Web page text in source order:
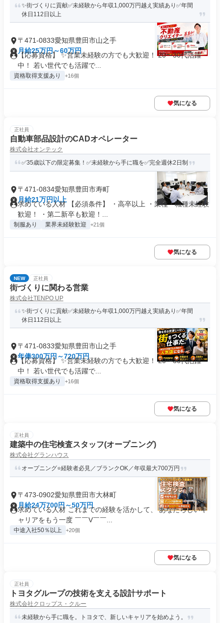
✨街づくりに貢献✅未経験から年収1,000万円越え実績あり✅年間
休日112日以上
〒471-0833愛知県豊田市山之手
月給25万円～60万円
【応募資格】 ✨営業未経験の方でも大歓迎！ 20〜30代活躍
中！ 若い世代でも活躍で...
資格取得支援あり +16個
気になる
正社員
自動車部品設計のCADオペレーター
株式会社オンテック
✅35歳以下の限定募集！✅未経験から手に職を✅完全週休2日制
〒471-0834愛知県豊田市寿町
月給21万円以上
求めている人材 【必須条件】 ・高卒以上 ・業種・職種未経験
歓迎！ ・第二新卒も歓迎！...
制服あり 業界未経験歓迎 +21個
気になる
NEW 正社員
街づくりに関わる営業
株式会社TENPO UP
✨街づくりに貢献✅未経験から年収1,000万円越え実績あり✅年間
休日112日以上
〒471-0833愛知県豊田市山之手
年俸300万円～720万円
【応募資格】 ✨営業未経験の方でも大歓迎！ 20〜30代活躍
中！ 若い世代でも活躍で...
資格取得支援あり +16個
気になる
正社員
建築中の住宅検査スタッフ(オープニング)
株式会社グランハウス
オープニング⭐経験者必見／ブランクOK／年収最大700万円
〒473-0902愛知県豊田市大林町
月給24万700円～50万円
求めている人材 これまでの経験を活かして、 あなたらしいキ
ャリアをもう一度 ￣￣V￣￣...
中途入社50％以上 +20個
気になる
正社員
トヨタグループの技術を支える設計サポート
株式会社クロップス・クルー
未経験から手に職を。トヨタで、新しいキャリアを始めよう。